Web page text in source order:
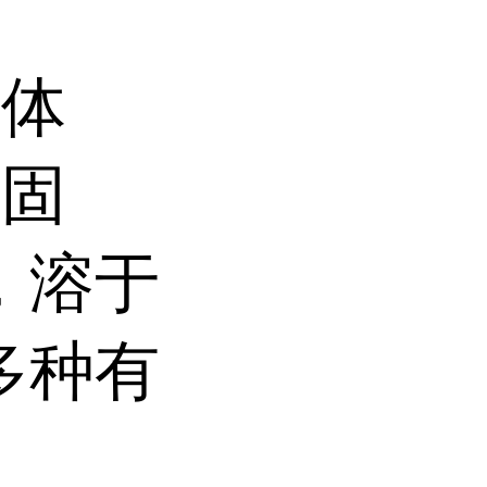
溶于
种有